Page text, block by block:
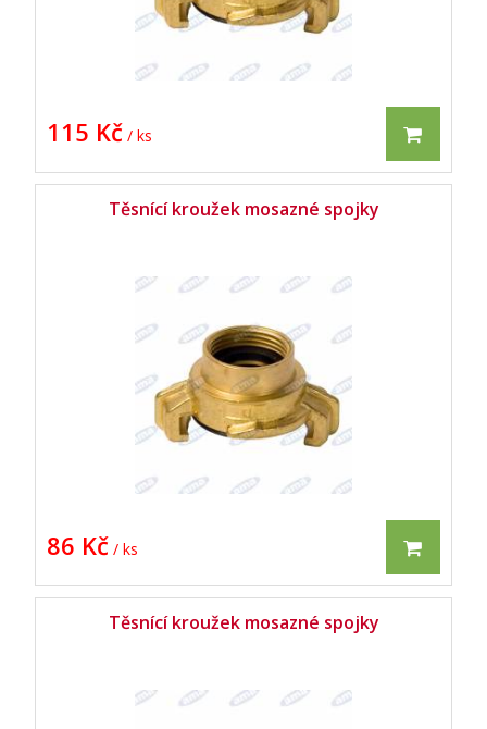
115 Kč / ks
Těsnící kroužek mosazné spojky
86 Kč / ks
Těsnící kroužek mosazné spojky